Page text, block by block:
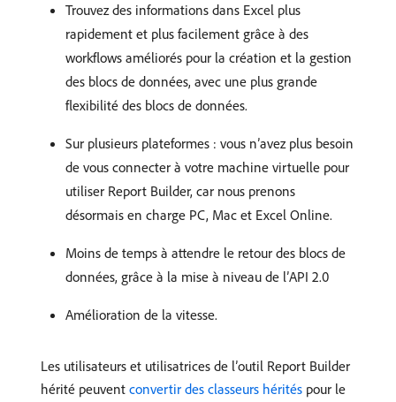
Trouvez des informations dans Excel plus
rapidement et plus facilement grâce à des
workflows améliorés pour la création et la gestion
des blocs de données, avec une plus grande
flexibilité des blocs de données.
Sur plusieurs plateformes : vous n’avez plus besoin
de vous connecter à votre machine virtuelle pour
utiliser Report Builder, car nous prenons
désormais en charge PC, Mac et Excel Online.
Moins de temps à attendre le retour des blocs de
données, grâce à la mise à niveau de l’API 2.0
Amélioration de la vitesse.
Les utilisateurs et utilisatrices de l’outil Report Builder
hérité peuvent convertir des classeurs hérités pour le